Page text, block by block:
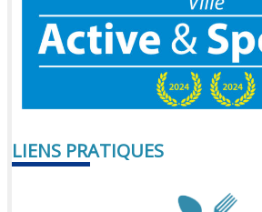
LIENS PRATIQUES